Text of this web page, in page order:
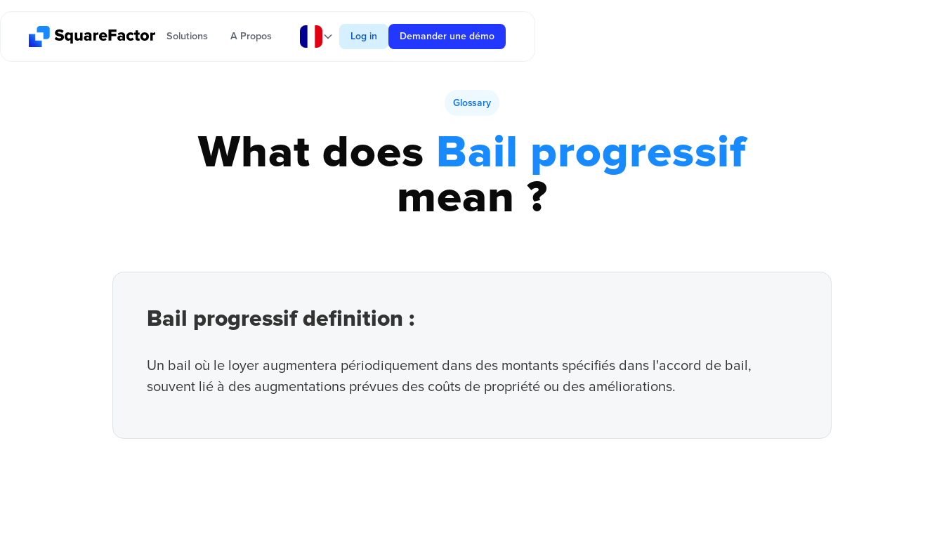
Solutions A Propos Log in Demander une démo
Glossary
What does Bail progressif
mean ?
Bail progressif definition :
Un bail où le loyer augmentera périodiquement dans des montants spécifiés dans l'accord de bail,
souvent lié à des augmentations prévues des coûts de propriété ou des améliorations.